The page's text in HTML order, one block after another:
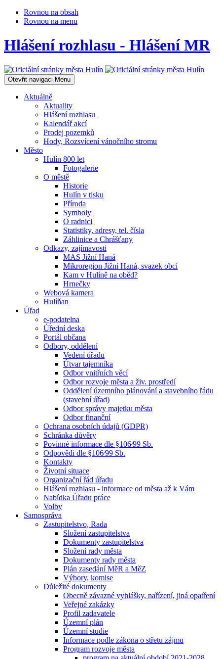
Rovnou na obsah
Rovnou na menu
Hlášení rozhlasu - Hlášení MR
Otevřit navigaci Menu
Aktuálně
Aktuality
Hlášení rozhlasu
Kalendář akcí
Prodej pozemků
Hody, Rozsvícení vánočního stromu
Město
Hulín 800 let
Fotogalerie
O městě
Historie
Hulín v tisku
Příroda
Symboly
O radnici
Statistiky, adresy, tel. čísla
Záhlinice a Chrášťany
Odkazy, zajímavosti
MAS Jižní Haná
Mikroregion Jižní Haná, svazek obcí
Kam v Hulíně na oběd?
Hrnečky
Webová kamera
Hulíňan
Úřad
e-podatelna
Úřední deska
Portál občana
Odbory, oddělení
Vedení úřadu
Útvar tajemníka
Odbor vnitřních věcí
Odbor rozvoje města a živ. prostředí
Oddělení územního plánování a stavebního řádu
(stavební úřad)
Odbor správy majetku města
Odbor finanční
Ochrana osobních údajů (GDPR)
Schránka důvěry
Povinné informace dle §106⁄99 Sb.
Odpovědi dle §106⁄99 Sb.
Kontakty
Životní situace
Organizační řád úřadu
Hlášení rozhlasu - informace od města až k Vám
Nabídka Úřadu práce
Volby
Samospráva
Zastupitelstvo, Rada
Složení zastupitelstva
Dokumenty zastupitelstva
Složení rady města
Dokumenty rady města
Plán zasedání MěR a MěZ
Výbory, komise
Důležité dokumenty
Obecně závazné vyhlášky, nařízení, jiná opatření
Veřejné zakázky
Profil zadavatele
Územní plán
Územní studie
Informace podle zákona o střetu zájmu
Program rozvoje města